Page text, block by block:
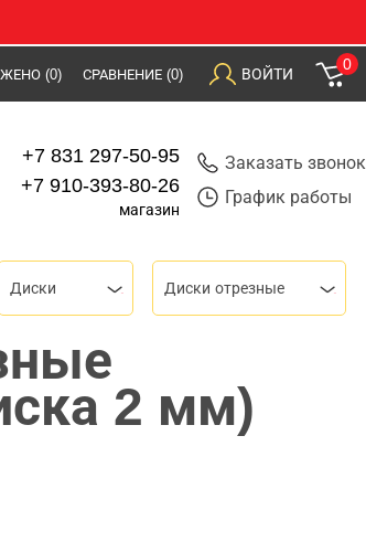
(0) СРАВНЕНИЕ (0) ВОЙТИ
0
+7 831 297-50-95
+7 910-393-80-26
магазин
Заказать звонок
График работы
Диски Диски отрезные
2 мм)